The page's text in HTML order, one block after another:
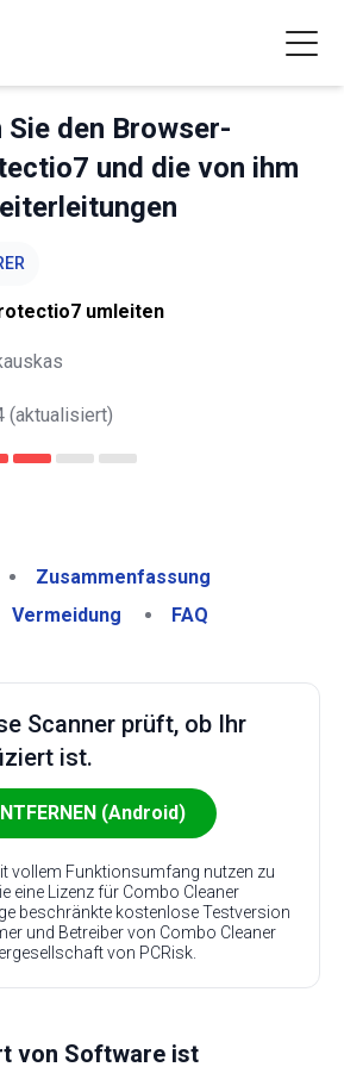
den Browser-
und die von ihm
umleiten
(aktualisiert)
Zusammenfassung
Vermeidung FAQ
Scanner prüft, ob Ihr
ist.
(Android)
vollem Funktionsumfang nutzen zu
eine Lizenz für Combo Cleaner
beschränkte kostenlose Testversion
und Betreiber von Combo Cleaner
von PCRisk.
von Software ist